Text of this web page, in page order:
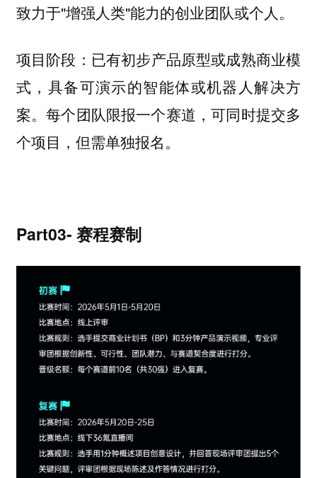
致力于"增强人类"能力的创业团队或个人。
项目阶段： 已有初步产品原型或成熟商业模
式，具备可演示的智能体或机器人解决方
案。每个团队限报一个赛道，可同时提交多
个项目，但需单独报名。
Part03- 赛程赛制